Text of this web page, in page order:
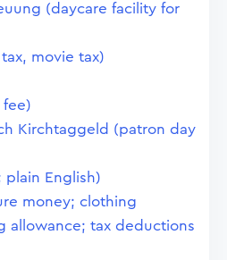
(daycare facility for
movie tax)
fee)
Kirchtaggeld (patron day
plain English)
money; clothing
allowance; tax deductions